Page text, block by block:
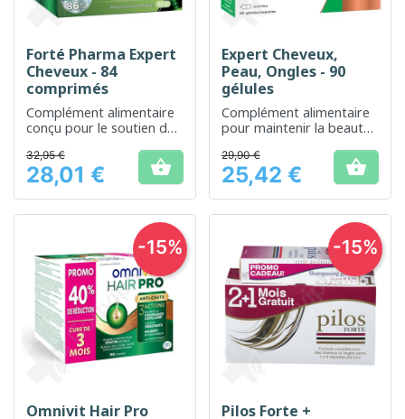
Forté Pharma Expert
Cheveux - 84
comprimés
Complément alimentaire
conçu pour le soutien de
des cheveux
Prix
32,95 €
28,01 € 
Expert Cheveux,
Peau, Ongles - 90
gélules
Complément alimentaire
pour maintenir la beauté
cheveux, peau et ongles.
Prix
29,90 €
25,42 € 
Omnivit Hair Pro
-15%
Pilos Forte +
-15%